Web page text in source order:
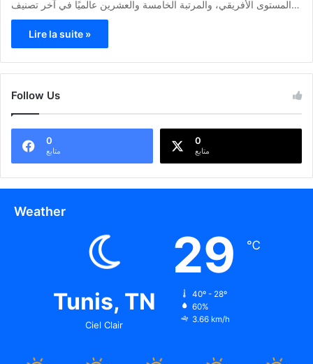
المستوى الأفريقي، والمرتبة الخامسة والعشرين عالميًا في آخر تصنيف…
Lire la suite »
Follow Us
0
متابع
0
متابع
Weather
Tunis, TN
Ciel Clair
29 ℃
40º - 28º
60%
3.66 km/h